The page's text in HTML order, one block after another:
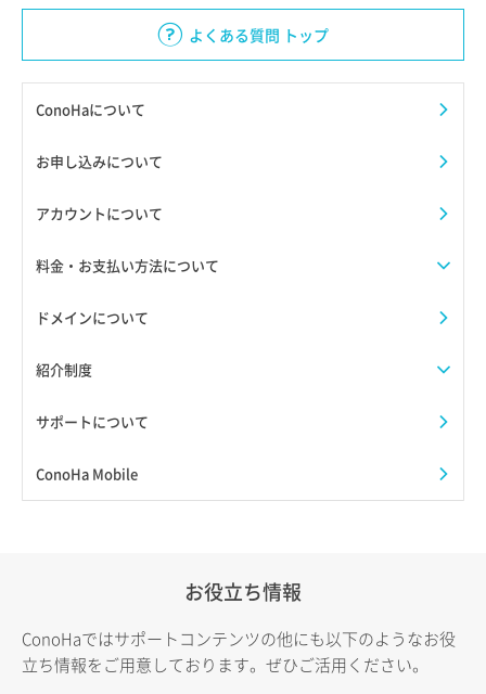
よくある質問 トップ
ConoHaについて
お申し込みについて
アカウントについて
料金・お支払い方法について
ドメインについて
紹介制度
サポートについて
ConoHa Mobile
お役立ち情報
ConoHaではサポートコンテンツの他にも以下のようなお役
立ち情報をご用意しております。ぜひご活用ください。